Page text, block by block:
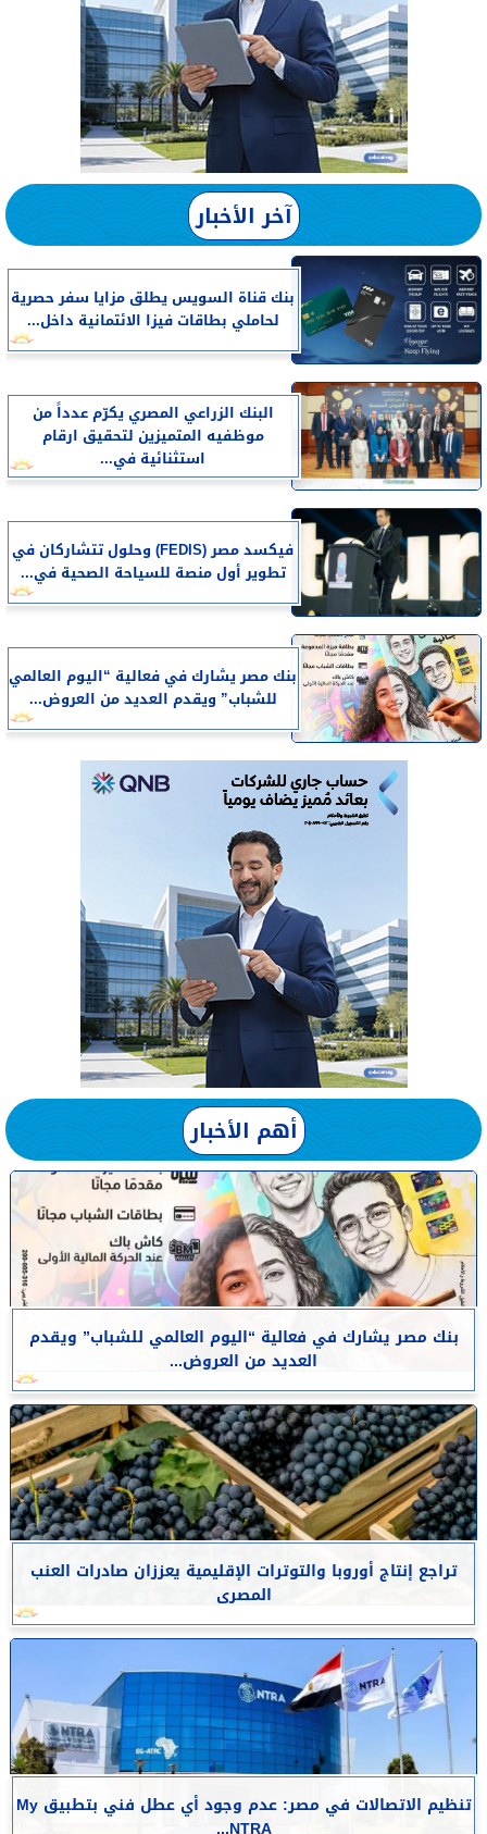
آخر الأخبار
بنك قناة السويس يطلق مزايا سفر حصرية
لحاملي بطاقات فيزا الائتمانية داخل...
البنك الزراعي المصري يكرّم عدداً من
موظفيه المتميزين لتحقيق ارقام
استثنائية في...
فيكسد مصر (FEDIS) وحلول تتشاركان في
تطوير أول منصة للسياحة الصحية في...
بنك مصر يشارك في فعالية “اليوم العالمي
للشباب” ويقدم العديد من العروض...
أهم الأخبار
بنك مصر يشارك في فعالية “اليوم العالمي للشباب” ويقدم
العديد من العروض...
تراجع إنتاج أوروبا والتوترات الإقليمية يعززان صادرات العنب
المصرى
تنظيم الاتصالات في مصر: عدم وجود أي عطل فني بتطبيق My